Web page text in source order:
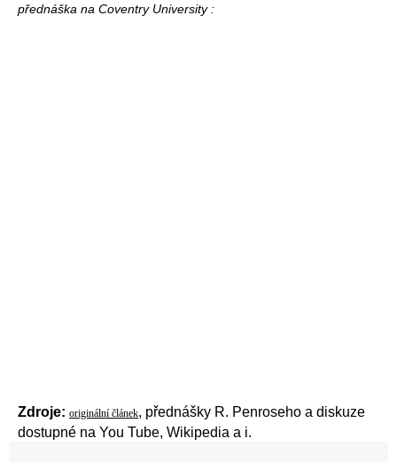
přednáška na Coventry University :
Zdroje: originální článek, přednášky R. Penroseho a diskuze
dostupné na You Tube, Wikipedia a i.